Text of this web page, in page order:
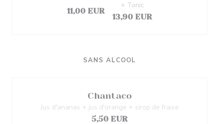
11,00 EUR
13,90 EUR
+ Tonic
SANS ALCOOL
Chantaco
Jus d'ananas + jus d'orange + sirop de fraise
5,50 EUR